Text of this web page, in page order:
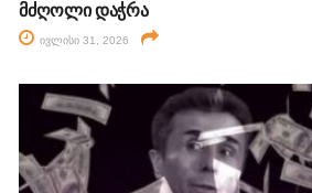
მძღოლი დაჭრა
ივლისი 31, 2026